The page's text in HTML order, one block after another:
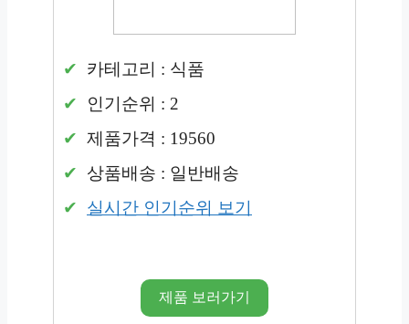
카테고리 : 식품
인기순위 : 2
제품가격 : 19560
상품배송 : 일반배송
실시간 인기순위 보기
제품 보러가기